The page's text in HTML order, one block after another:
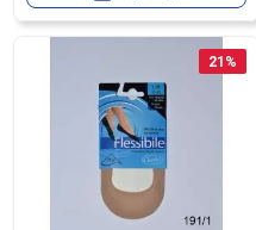
21 %